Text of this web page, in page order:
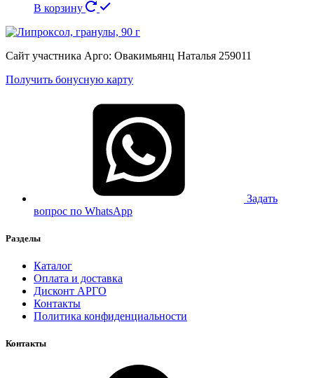
В корзину
Сайт участника Арго: Овакимьянц Наталья 259011
Получить бонусную карту
Задать
вопрос по WhatsApp
Разделы
Каталог
Оплата и доставка
Дисконт АРГО
Контакты
Политика конфиденциальности
Контакты